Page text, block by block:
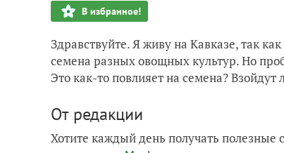
В избранное!
Здравствуйте. Я живу на Кавказе, так
семена разных овощных культур. Но
Это как-то повлияет на семена? Взойдут
От редакции
Хотите каждый день получать полезные